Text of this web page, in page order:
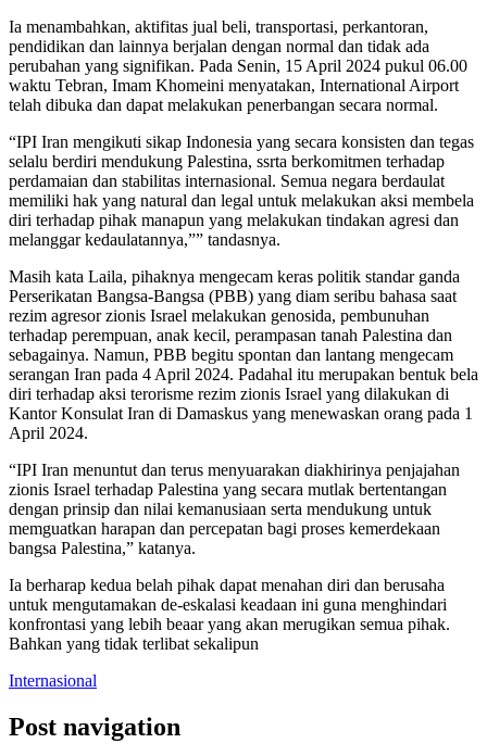
Ia menambahkan, aktifitas jual beli, transportasi, perkantoran,
pendidikan dan lainnya berjalan dengan normal dan tidak ada
perubahan yang signifikan. Pada Senin, 15 April 2024 pukul 06.00
waktu Tebran, Imam Khomeini menyatakan, International Airport
telah dibuka dan dapat melakukan penerbangan secara normal.
“IPI Iran mengikuti sikap Indonesia yang secara konsisten dan tegas
selalu berdiri mendukung Palestina, ssrta berkomitmen terhadap
perdamaian dan stabilitas internasional. Semua negara berdaulat
memiliki hak yang natural dan legal untuk melakukan aksi membela
diri terhadap pihak manapun yang melakukan tindakan agresi dan
melanggar kedaulatannya,”” tandasnya.
Masih kata Laila, pihaknya mengecam keras politik standar ganda
Perserikatan Bangsa-Bangsa (PBB) yang diam seribu bahasa saat
rezim agresor zionis Israel melakukan genosida, pembunuhan
terhadap perempuan, anak kecil, perampasan tanah Palestina dan
sebagainya. Namun, PBB begitu spontan dan lantang mengecam
serangan Iran pada 4 April 2024. Padahal itu merupakan bentuk bela
diri terhadap aksi terorisme rezim zionis Israel yang dilakukan di
Kantor Konsulat Iran di Damaskus yang menewaskan orang pada 1
April 2024.
“IPI Iran menuntut dan terus menyuarakan diakhirinya penjajahan
zionis Israel terhadap Palestina yang secara mutlak bertentangan
dengan prinsip dan nilai kemanusiaan serta mendukung untuk
memguatkan harapan dan percepatan bagi proses kemerdekaan
bangsa Palestina,” katanya.
Ia berharap kedua belah pihak dapat menahan diri dan berusaha
untuk mengutamakan de-eskalasi keadaan ini guna menghindari
konfrontasi yang lebih beaar yang akan merugikan semua pihak.
Bahkan yang tidak terlibat sekalipun
Internasional
Post navigation